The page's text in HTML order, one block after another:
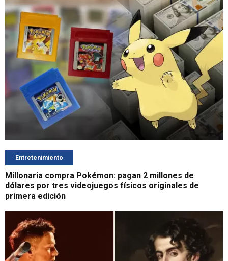
Entretenimiento
Millonaria compra Pokémon: pagan 2 millones de
dólares por tres videojuegos físicos originales de
primera edición